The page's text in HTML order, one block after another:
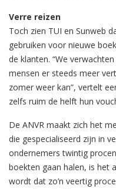
Verre reizen
Toch zien TUI en Sunweb
gebruiken voor nieuwe
de klanten. “We
mensen er steeds meer
zomer weer kan”, vertelt
zelfs ruim de helft hun
De ANVR maakt zich het
die gespecialiseerd zijn in
ondernemers twintig
boekten gaan halen, is het
wordt dat zo’n veertig